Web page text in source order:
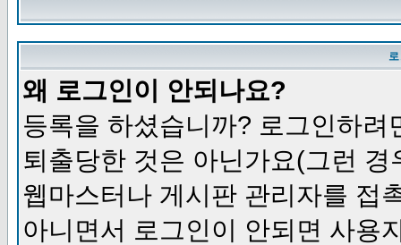
왜 로그인이 안되나요?
등록을 하셨습니까? 로그인하
퇴출당한 것은 아닌가요(그런
웹마스터나 게시판 관리자를 접
아니면서 로그인이 안되면 사용